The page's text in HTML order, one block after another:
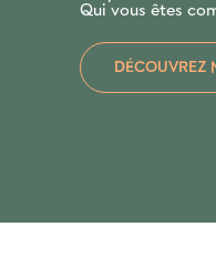
Qui vous êtes
DÉCOUVREZ